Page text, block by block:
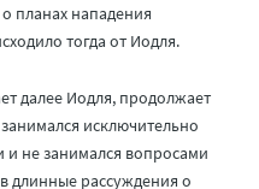
планах нападения
тогда от Иодля.
далее Иодля, продолжает
исключительно
не занимался вопросами
длинные рассуждения о